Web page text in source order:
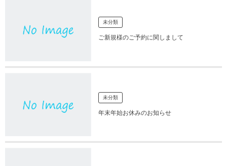
未分類
ご新規様のご予約に関しまして
未分類
年末年始お休みのお知らせ